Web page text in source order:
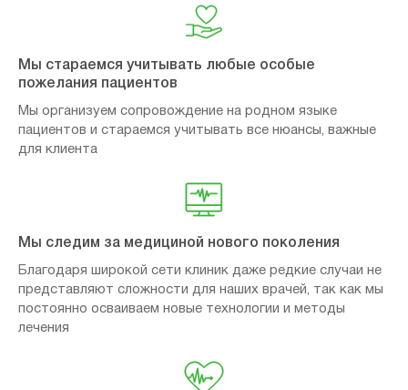
Мы стараемся учитывать любые особые
пожелания пациентов
Мы организуем сопровождение на родном языке
пациентов и стараемся учитывать все нюансы, важные
для клиента
Мы следим за медициной нового поколения
Благодаря широкой сети клиник даже редкие случаи не
представляют сложности для наших врачей, так как мы
постоянно осваиваем новые технологии и методы
лечения